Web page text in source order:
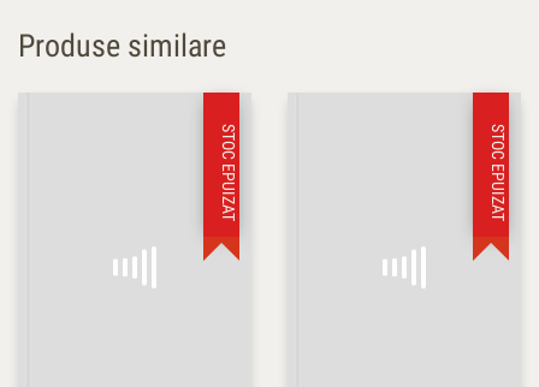
Produse similare
STOC EPUIZAT STOC EPUIZAT